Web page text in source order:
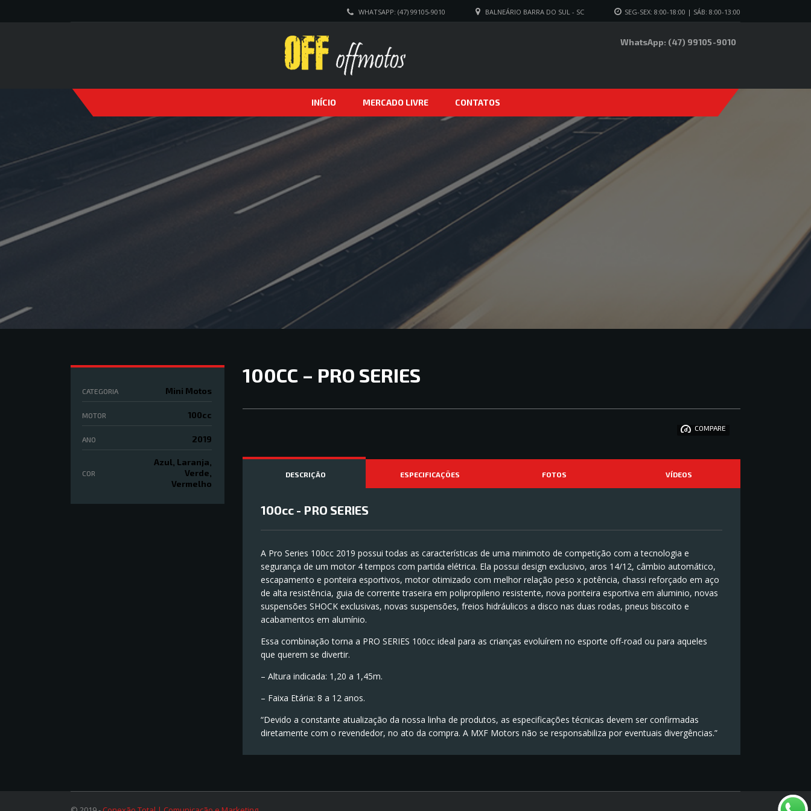
SEG-SEX: 8:00-18:00 | SÁB: 8:00-13:00
BALNEÁRIO BARRA DO SUL - SC
WHATSAPP: (47) 99105-9010
WhatsApp: (47) 99105-9010
INÍCIO MERCADO LIVRE CONTATOS
CATEGORIA Mini Motos
MOTOR 100cc
ANO 2019
COR
Azul, Laranja,
Verde,
Vermelho
100CC – PRO SERIES
COMPARE
DESCRIÇÃO ESPECIFICAÇÕES FOTOS VÍDEOS
100cc - PRO SERIES
A Pro Series 100cc 2019 possui todas as características de uma minimoto de competição com a tecnologia e
segurança de um motor 4 tempos com partida elétrica. Ela possui design exclusivo, aros 14/12, câmbio automático,
escapamento e ponteira esportivos, motor otimizado com melhor relação peso x potência, chassi reforçado em aço
de alta resistência, guia de corrente traseira em polipropileno resistente, nova ponteira esportiva em aluminio, novas
suspensões SHOCK exclusivas, novas suspensões, freios hidráulicos a disco nas duas rodas, pneus biscoito e
acabamentos em alumínio.
Essa combinação torna a PRO SERIES 100cc ideal para as crianças evoluírem no esporte off-road ou para aqueles
que querem se divertir.
– Altura indicada: 1,20 a 1,45m.
– Faixa Etária: 8 a 12 anos.
“Devido a constante atualização da nossa linha de produtos, as especificações técnicas devem ser confirmadas
diretamente com o revendedor, no ato da compra. A MXF Motors não se responsabiliza por eventuais divergências.”